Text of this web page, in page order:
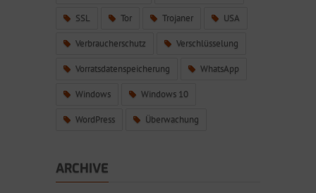
SSL Tor Trojaner USA
Verbraucherschutz Verschlüsselung
Vorratsdatenspeicherung WhatsApp
Windows Windows 10
WordPress Überwachung
ARCHIVE